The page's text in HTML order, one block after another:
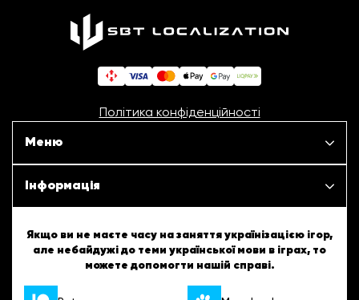
Політика конфіденційності
Меню
Наші проєкти
Інформація
ШБТурнір
ШБТворчість
Якщо ви не маєте часу на заняття українізацією ігор,
але небайдужі до теми української мови в іграх, то
можете допомогти нашій справі.